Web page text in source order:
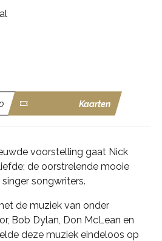
voorstelling gaat Nick
de oorstrelende mooie
songwriters.
de muziek van onder
Bob Dylan, Don McLean en
deze muziek eindeloos op
Kaarten